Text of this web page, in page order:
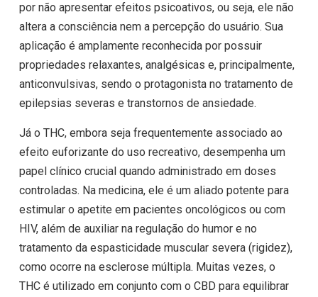
por não apresentar efeitos psicoativos, ou seja, ele não
altera a consciência nem a percepção do usuário. Sua
aplicação é amplamente reconhecida por possuir
propriedades relaxantes, analgésicas e, principalmente,
anticonvulsivas, sendo o protagonista no tratamento de
epilepsias severas e transtornos de ansiedade.
Já o THC, embora seja frequentemente associado ao
efeito euforizante do uso recreativo, desempenha um
papel clínico crucial quando administrado em doses
controladas. Na medicina, ele é um aliado potente para
estimular o apetite em pacientes oncológicos ou com
HIV, além de auxiliar na regulação do humor e no
tratamento da espasticidade muscular severa (rigidez),
como ocorre na esclerose múltipla. Muitas vezes, o
THC é utilizado em conjunto com o CBD para equilibrar